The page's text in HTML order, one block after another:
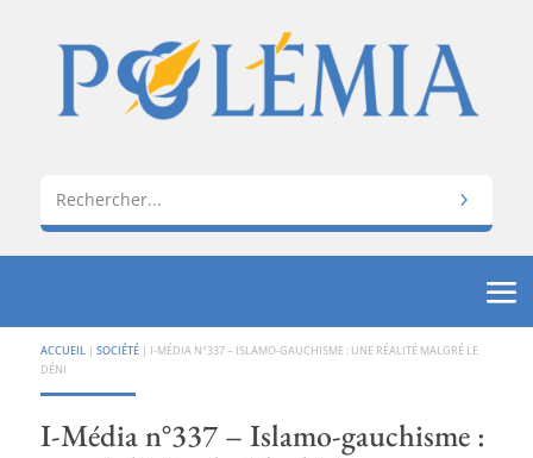
ACCUEIL | SOCIÉTÉ| I-MÉDIA N°337 – ISLAMO-GAUCHISME : UNE RÉALITÉ MALGRÉ LE
DÉNI
I-Média n°337 – Islamo-gauchisme :